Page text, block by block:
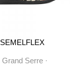
SEMELFLEX
Grand Serre·